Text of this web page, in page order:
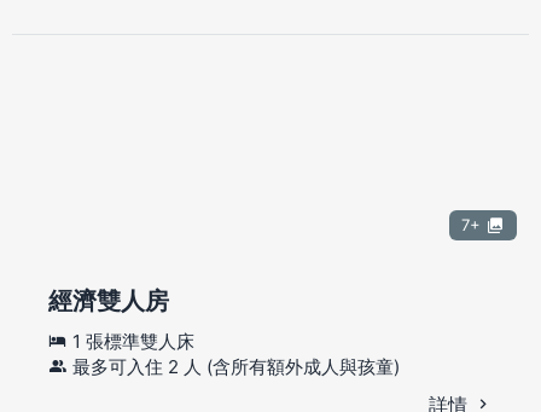
7+
經濟雙人房
1 張標準雙人床
最多可入住 2 人 (含所有額外成人與孩童)
詳情